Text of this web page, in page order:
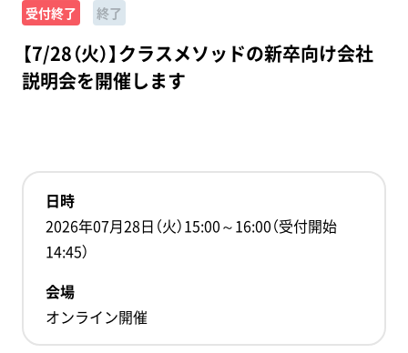
受付終了 終了
【7/28（火）】クラスメソッドの新卒向け会社
説明会を開催します
日時
2026年07月28日（火）15:00～16:00（受付開始
14:45）
会場
オンライン開催